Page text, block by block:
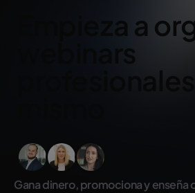
Empieza a
webinars
profesionales
Gana dinero, promociona y enseña